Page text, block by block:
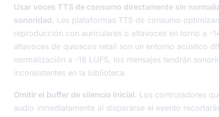
Usar voces TTS de consumo directamente sin
sonoridad. Las plataformas TTS de consumo
reproducción con auriculares o altavoces en torno a -
altavoces de quioscos retail son un entorno acústico
normalización a -18 LUFS, los mensajes tendrán
inconsistentes en la biblioteca.
Omitir el buffer de silencio inicial. Los controladores
audio inmediatamente al dispararse el evento